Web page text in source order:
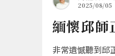
2025/08/05
緬懷邱師
非常遺憾聽到邱